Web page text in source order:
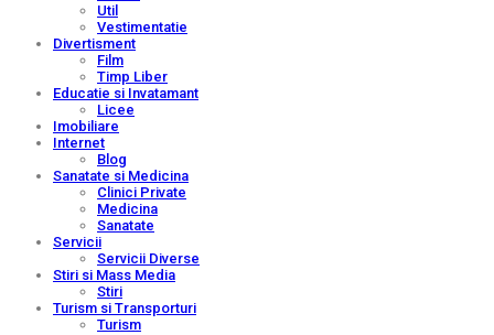
Util
Vestimentatie
Divertisment
Film
Timp Liber
Educatie si Invatamant
Licee
Imobiliare
Internet
Blog
Sanatate si Medicina
Clinici Private
Medicina
Sanatate
Servicii
Servicii Diverse
Stiri si Mass Media
Stiri
Turism si Transporturi
Turism